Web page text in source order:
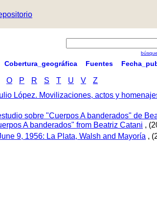
Cobertura_geográfica Fuentes
O P R S T U V
Z
López. Movilizaciones, actos y
sobre "Cuerpos A banderados" de
A banderados" from Beatriz Catani ,
9, 1956: La Plata, Walsh and Mayoría ,